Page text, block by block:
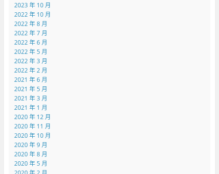
2023 年 10 月
2022 年 10 月
2022 年 8 月
2022 年 7 月
2022 年 6 月
2022 年 5 月
2022 年 3 月
2022 年 2 月
2021 年 6 月
2021 年 5 月
2021 年 3 月
2021 年 1 月
2020 年 12 月
2020 年 11 月
2020 年 10 月
2020 年 9 月
2020 年 8 月
2020 年 5 月